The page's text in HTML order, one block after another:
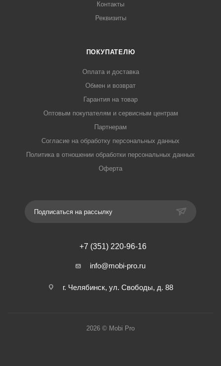
Контакты
Реквизиты
ПОКУПАТЕЛЮ
Оплата и доставка
Обмен и возврат
Гарантия на товар
Оптовым покупателям и сервисным центрам
Партнерам
Согласие на обработку персональных данных
Политика в отношении обработки персональных данных
Оферта
Подписаться на рассылку
+7 (351) 220-96-16
info@mobi-pro.ru
г. Челябинск, ул. Свободы, д. 88
2026 © Mobi Pro